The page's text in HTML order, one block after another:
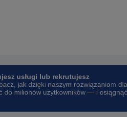
usługi lub rekrutujesz
jak dzięki naszym rozwiązaniom dla
do milionów użytkowników — i osiągnąć